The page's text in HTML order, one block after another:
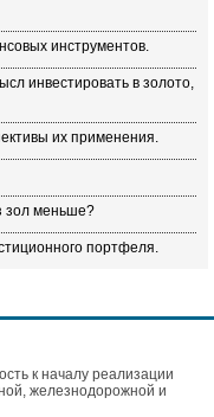
инструментов.
инвестировать в золото,
их применения.
зол меньше?
портфеля.
к началу реализации
железнодорожной и